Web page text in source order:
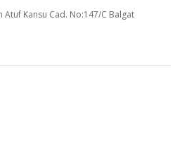
Kansu Cad. No:147/C Balgat